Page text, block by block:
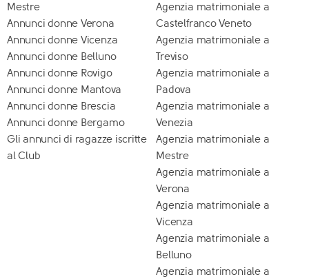
Mestre
Annunci donne Verona
Annunci donne Vicenza
Annunci donne Belluno
Annunci donne Rovigo
Annunci donne Mantova
Annunci donne Brescia
Annunci donne Bergamo
Gli annunci di ragazze iscritte
al Club
Agenzia matrimoniale a
Castelfranco Veneto
Agenzia matrimoniale a
Treviso
Agenzia matrimoniale a
Padova
Agenzia matrimoniale a
Venezia
Agenzia matrimoniale a
Mestre
Agenzia matrimoniale a
Verona
Agenzia matrimoniale a
Vicenza
Agenzia matrimoniale a
Belluno
Agenzia matrimoniale a